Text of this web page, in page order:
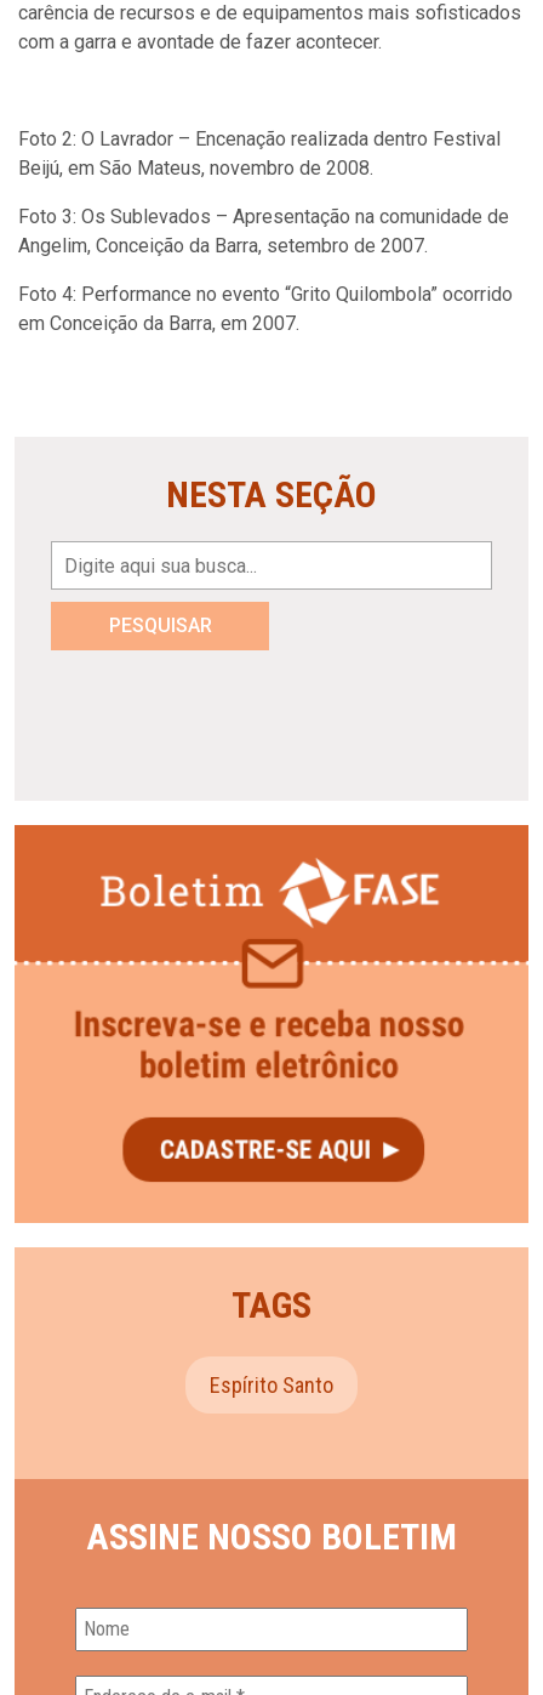
carência de recursos e de equipamentos mais sofisticados
com a garra e avontade de fazer acontecer.
Foto 2: O Lavrador – Encenação realizada dentro Festival
Beijú, em São Mateus, novembro de 2008.
Foto 3: Os Sublevados – Apresentação na comunidade de
Angelim, Conceição da Barra, setembro de 2007.
Foto 4: Performance no evento “Grito Quilombola” ocorrido
em Conceição da Barra, em 2007.
NESTA SEÇÃO
PESQUISAR
TAGS
Espírito Santo
ASSINE NOSSO BOLETIM